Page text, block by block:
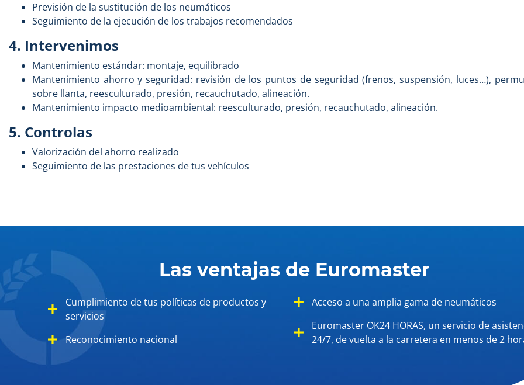
Previsión de la sustitución de los neumáticos
Seguimiento de la ejecución de los trabajos recomendados
4. Intervenimos
Mantenimiento estándar: montaje, equilibrado
Mantenimiento ahorro y seguridad: revisión de los puntos de seguridad (frenos, suspensión, luces…),
sobre llanta, reesculturado, presión, recauchutado, alineación.
Mantenimiento impacto medioambiental: reesculturado, presión, recauchutado, alineación.
5. Controlas
Valorización del ahorro realizado
Seguimiento de las prestaciones de tus vehículos
Las ventajas de Euromaster
Cumplimiento de tus políticas de productos y
servicios
Reconocimiento nacional
Acceso a una amplia gama de neumáticos
Euromaster OK24 HORAS, un servicio de
24/7, de vuelta a la carretera en menos de 2